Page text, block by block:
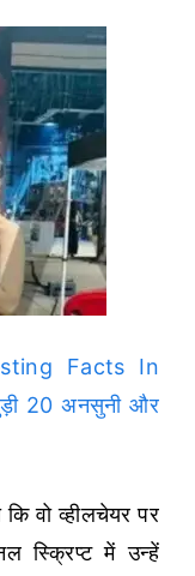
Facts In
20 अनसुनी और
वो व्हीलचेयर पर
स्क्रिप्ट में उन्हें